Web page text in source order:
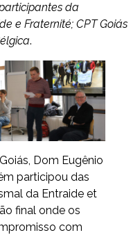
da
e Fraternité; CPT Goiás
.
Dom Eugênio
participou das
da Entraide et
final onde os
com